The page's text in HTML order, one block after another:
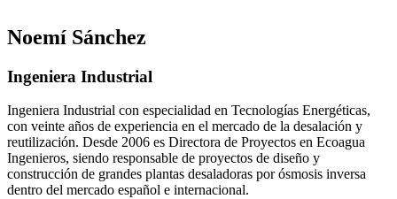
Noemí Sánchez
Ingeniera Industrial
Ingeniera Industrial con especialidad en Tecnologías Energéticas,
con veinte años de experiencia en el mercado de la desalación y
reutilización. Desde 2006 es Directora de Proyectos en Ecoagua
Ingenieros, siendo responsable de proyectos de diseño y
construcción de grandes plantas desaladoras por ósmosis inversa
dentro del mercado español e internacional.